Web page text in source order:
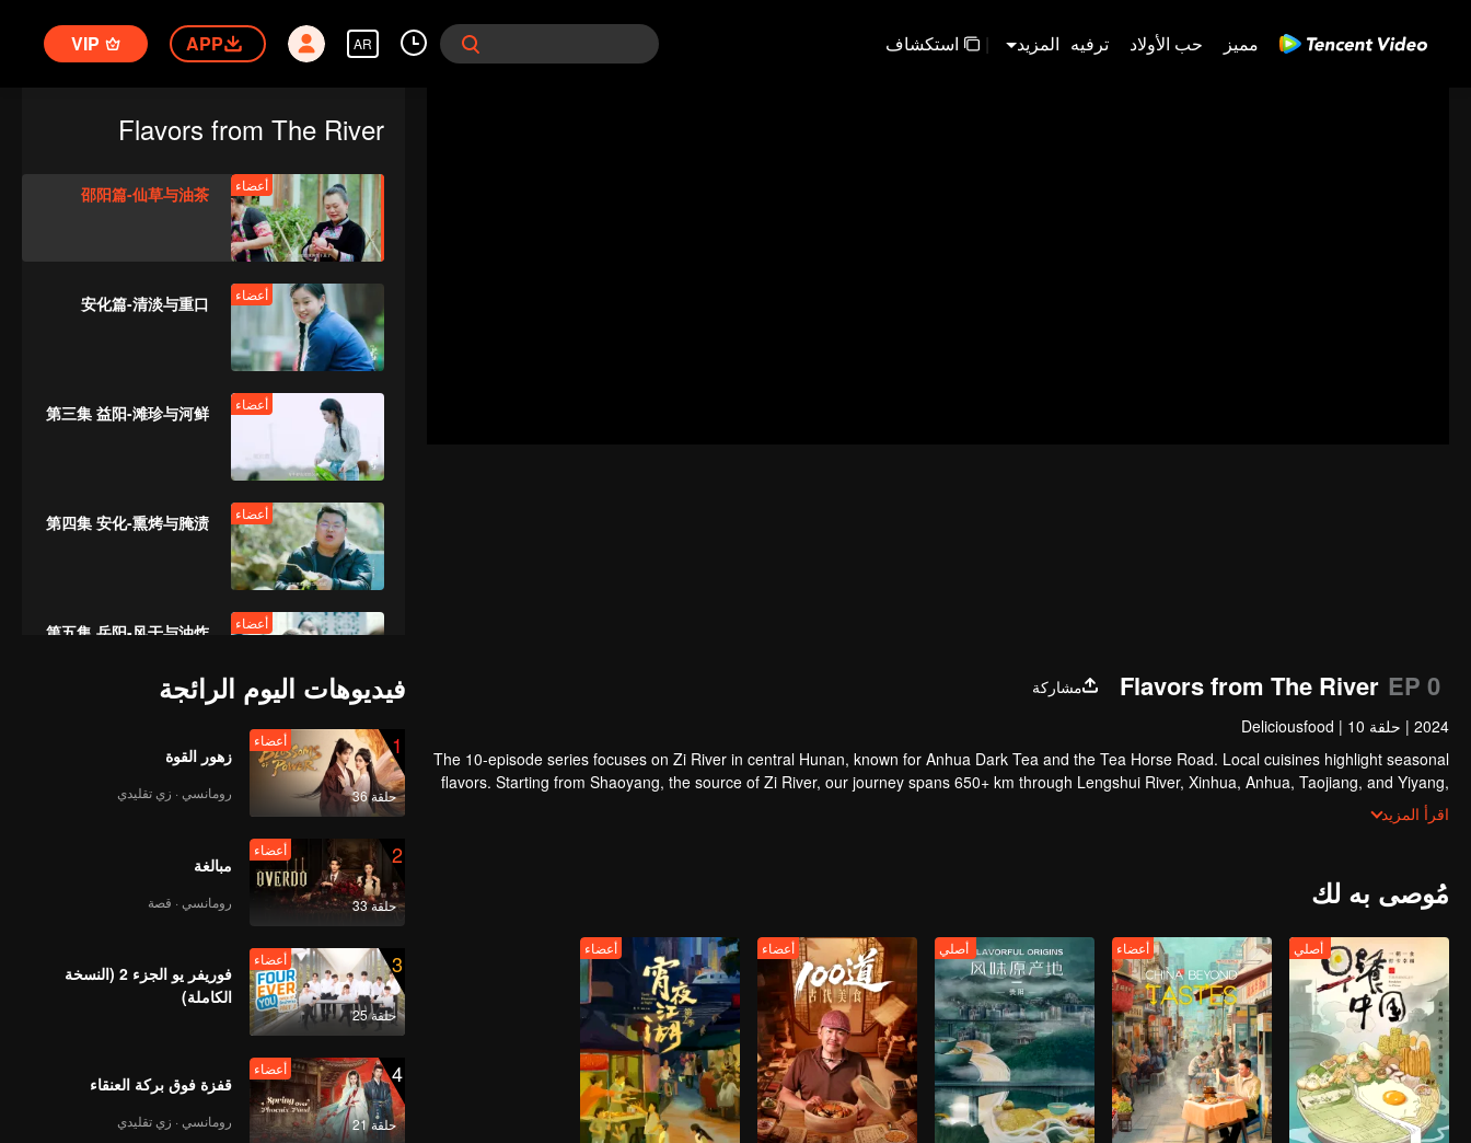
مميز حب الأولاد ترفيه المزيد | استكشاف AR
APP
VIP
Flavors from The River
أعضاء 邵阳篇-仙草与油茶
أعضاء 安化篇-清淡与重口
أعضاء 第三集 益阳-滩珍与河鲜
أعضاء 第四集 安化-熏烤与腌渍
أعضاء 第五集 岳阳-风干与油炸
أعضاء
أعضاء
أعضاء
席
أعضاء
Flavors from The River EP 0
مشاركة
2024
| حلقة 10 |
Deliciousfood
The 10-episode series focuses on Zi River in central Hunan, known for Anhua Dark Tea and the Tea Horse Road. Local cuisines highlight seasonal
flavors. Starting from Shaoyang, the source of Zi River, our journey spans 650+ km through Lengshui River, Xinhua, Anhua, Taojiang, and Yiyang,
ending at Dongting Lake and Yueyang. Our camera captures stunning mountains and villages. Local dialect "Have you eaten? Come and eat."
invites global guests to enjoy Hunan's hospitality and diverse cuisine.
اقرأ المزيد
مُوصى به لك
أصلي أعضاء أصلي أعضاء أعضاء
فيديوهات اليوم الرائجة
1
حلقة 36
أعضاء
زهور القوة
رومانسي · زي تقليدي
2
حلقة 33
أعضاء
مبالغة
رومانسي · قصة
3
حلقة 25
أعضاء
فوريفر يو الجزء 2 (النسخة
الكاملة)
4
حلقة 21
أعضاء
قفزة فوق بركة العنقاء
رومانسي · زي تقليدي